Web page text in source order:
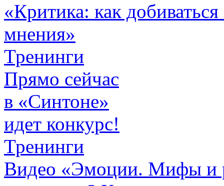
«Критика: как
мнения»
Тренинги
Прямо сейчас
в «Синтоне»
идет конкурс!
Тренинги
Видео «Эмоции. Мифы и